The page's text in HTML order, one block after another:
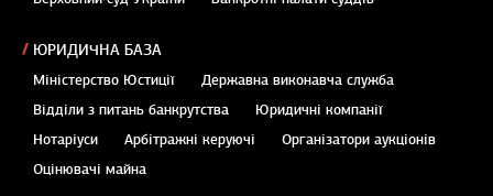
ЮРИДИЧНА БАЗА
Міністерство Юстиції
Державна виконавча служба
Відділи з питань банкрутства
Юридичні компанії
Нотаріуси
Арбітражні керуючі
Організатори аукціонів
Оцінювачі майна